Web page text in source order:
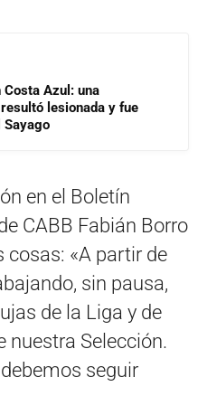
Azul: una
lesionada y fue
Sayago
en el Boletín
CABB Fabián Borro
«A partir de
sin pausa,
de la Liga y de
nuestra Selección.
seguir